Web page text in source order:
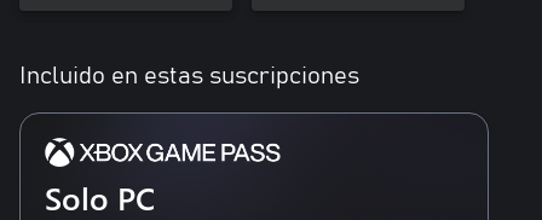
Incluido en estas suscripciones
Solo PC